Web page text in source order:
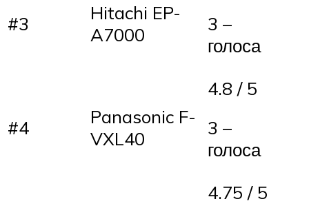
#3
Hitachi EP-
A7000
3 –
голоса
#4
Panasonic F-
VXL40
4.8 / 5
3 –
голоса
4.75 / 5